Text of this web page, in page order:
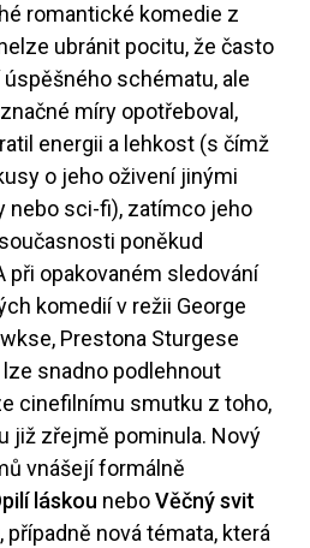
romantické komedie z
ubránit pocitu, že často
schématu, ale
míry opotřeboval,
energii a lehkost (s čímž
o jeho oživení jinými
nebo sci-fi), zatímco jeho
poněkud
při opakovaném sledování
komedií v režii George
Prestona Sturgese
snadno podlehnout
cinefilnímu smutku z toho,
již zřejmě pominula. Nový
vnášejí formálně
láskou neboVěčný svit
, případně nová témata, která